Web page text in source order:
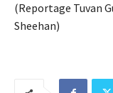
(Reportage Tuvan
Sheehan)